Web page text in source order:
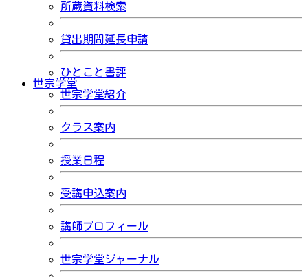
所蔵資料検索
貸出期間延長申請
ひとこと書評
世宗学堂
世宗学堂紹介
クラス案内
授業日程
受講申込案内
講師プロフィール
世宗学堂ジャーナル